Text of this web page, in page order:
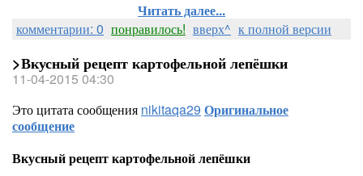
Читать далее...
комментарии: 0 понравилось! вверх^ к полной версии
>Вкусный рецепт картофельной лепёшки
11-04-2015 04:30
Это цитата сообщения nikitaqa29 Оригинальное
сообщение
Вкусный рецепт картофельной лепёшки